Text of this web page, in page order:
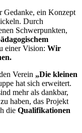
Gedanke, ein Konzept
Durch
Schwerpunkten,
einer Vision: Wir
Verein „Die kleinen
hat sich erweitert.
mehr als dankbar,
haben, das Projekt
die Qualifikationen